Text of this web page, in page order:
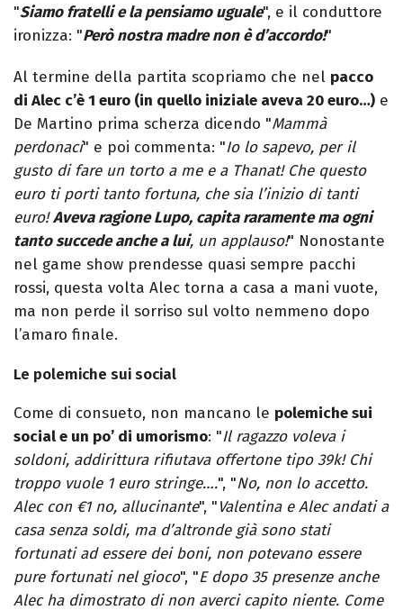
"Siamo fratelli e la pensiamo uguale", e il conduttore
ironizza: "Però nostra madre non è d’accordo!"
Al termine della partita scopriamo che nel pacco
di Alec c’è 1 euro (in quello iniziale aveva 20 euro…) e
De Martino prima scherza dicendo "Mammà
perdonaci" e poi commenta: "Io lo sapevo, per il
gusto di fare un torto a me e a Thanat! Che questo
euro ti porti tanto fortuna, che sia l’inizio di tanti
euro!Aveva ragione Lupo, capita raramente ma ogni
tanto succede anche a lui, un applauso!" Nonostante
nel game show prendesse quasi sempre pacchi
rossi, questa volta Alec torna a casa a mani vuote,
ma non perde il sorriso sul volto nemmeno dopo
l’amaro finale.
Le polemiche sui social
Come di consueto, non mancano le polemiche sui
social e un po’ di umorismo: "Il ragazzo voleva i
soldoni, addirittura rifiutava offertone tipo 39k! Chi
troppo vuole 1 euro stringe….", "No, non lo accetto.
Alec con €1 no, allucinante", "Valentina e Alec andati a
casa senza soldi, ma d’altronde già sono stati
fortunati ad essere dei boni, non potevano essere
pure fortunati nel gioco", "E dopo 35 presenze anche
Alec ha dimostrato di non averci capito niente. Come